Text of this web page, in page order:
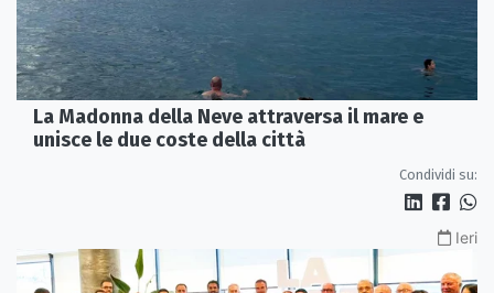
La Madonna della Neve attraversa il mare e
unisce le due coste della città
Condividi su:
Ieri